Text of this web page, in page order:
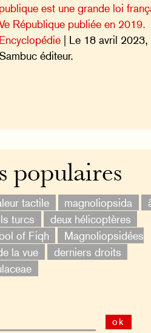
publique est une grande loi
République publiée en 2019.
Encyclopédie | Le 18 avril 2023,
éditeur.
populaires
tactile magnoliopsida
turcs
deux hélicoptères
of Fiqh
Magnoliopsidées
la vue
derniers droits
ok